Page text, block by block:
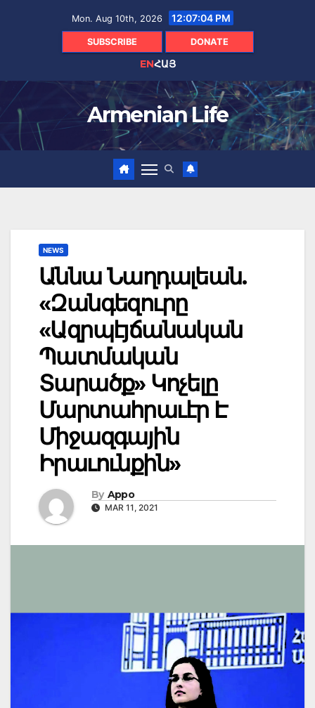
Mon. Aug 10th, 2026 12:07:06 PM
SUBSCRIBE DONATE
ENՀԱՅ
Armenian Life
NEWS
Աննա Նաղդալեան.
«Զանգեզուրը
«Ազրպէյճանական
Պատմական
Տարածք» Կոչելը
Մարտահրաւէր Է
Միջազգային
Իրաւունքին»
By Appo
MAR 11, 2021